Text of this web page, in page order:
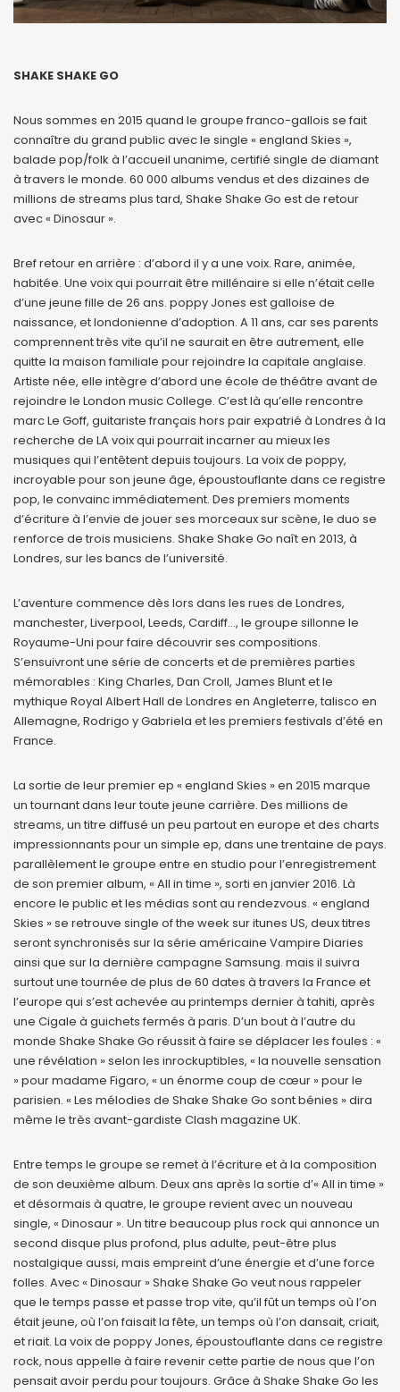
SHAKE SHAKE GO
Nous sommes en 2015 quand le groupe franco-gallois se fait
connaître du grand public avec le single « england Skies »,
balade pop/folk à l’accueil unanime, certifié single de diamant
à travers le monde. 60 000 albums vendus et des dizaines de
millions de streams plus tard, Shake Shake Go est de retour
avec « Dinosaur ».
Bref retour en arrière : d’abord il y a une voix. Rare, animée,
habitée. Une voix qui pourrait être millénaire si elle n’était celle
d’une jeune fille de 26 ans. poppy Jones est galloise de
naissance, et londonienne d’adoption. A 11 ans, car ses parents
comprennent très vite qu’il ne saurait en être autrement, elle
quitte la maison familiale pour rejoindre la capitale anglaise.
Artiste née, elle intègre d’abord une école de théâtre avant de
rejoindre le London music College. C’est là qu’elle rencontre
marc Le Goff, guitariste français hors pair expatrié à Londres à la
recherche de LA voix qui pourrait incarner au mieux les
musiques qui l’entêtent depuis toujours. La voix de poppy,
incroyable pour son jeune âge, époustouflante dans ce registre
pop, le convainc immédiatement. Des premiers moments
d’écriture à l’envie de jouer ses morceaux sur scène, le duo se
renforce de trois musiciens. Shake Shake Go naît en 2013, à
Londres, sur les bancs de l’université.
L’aventure commence dès lors dans les rues de Londres,
manchester, Liverpool, Leeds, Cardiff…, le groupe sillonne le
Royaume-Uni pour faire découvrir ses compositions.
S’ensuivront une série de concerts et de premières parties
mémorables : King Charles, Dan Croll, James Blunt et le
mythique Royal Albert Hall de Londres en Angleterre, talisco en
Allemagne, Rodrigo y Gabriela et les premiers festivals d’été en
France.
La sortie de leur premier ep « england Skies » en 2015 marque
un tournant dans leur toute jeune carrière. Des millions de
streams, un titre diffusé un peu partout en europe et des charts
impressionnants pour un simple ep, dans une trentaine de pays.
parallèlement le groupe entre en studio pour l’enregistrement
de son premier album, « All in time », sorti en janvier 2016. Là
encore le public et les médias sont au rendezvous. « england
Skies » se retrouve single of the week sur itunes US, deux titres
seront synchronisés sur la série américaine Vampire Diaries
ainsi que sur la dernière campagne Samsung. mais il suivra
surtout une tournée de plus de 60 dates à travers la France et
l’europe qui s’est achevée au printemps dernier à tahiti, après
une Cigale à guichets fermés à paris. D’un bout à l’autre du
monde Shake Shake Go réussit à faire se déplacer les foules : «
une révélation » selon les inrockuptibles, « la nouvelle sensation
» pour madame Figaro, « un énorme coup de cœur » pour le
parisien. « Les mélodies de Shake Shake Go sont bénies » dira
même le très avant-gardiste Clash magazine UK.
Entre temps le groupe se remet à l’écriture et à la composition
de son deuxième album. Deux ans après la sortie d’« All in time »
et désormais à quatre, le groupe revient avec un nouveau
single, « Dinosaur ». Un titre beaucoup plus rock qui annonce un
second disque plus profond, plus adulte, peut-être plus
nostalgique aussi, mais empreint d’une énergie et d’une force
folles. Avec « Dinosaur » Shake Shake Go veut nous rappeler
que le temps passe et passe trop vite, qu’il fût un temps où l’on
était jeune, où l’on faisait la fête, un temps où l’on dansait, criait,
et riait. La voix de poppy Jones, époustouflante dans ce registre
rock, nous appelle à faire revenir cette partie de nous que l’on
pensait avoir perdu pour toujours. Grâce à Shake Shake Go les